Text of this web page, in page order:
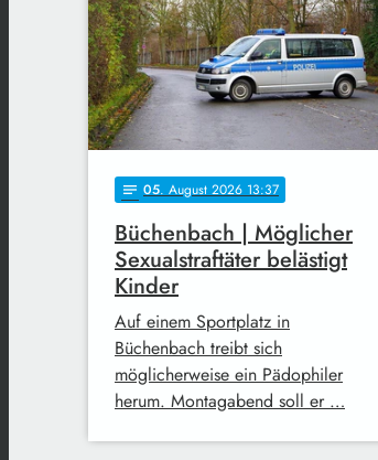
notes 05. August 2026 13:37
Büchenbach | Möglicher
Sexualstraftäter belästigt
Kinder
Auf einem Sportplatz in
Büchenbach treibt sich
möglicherweise ein Pädophiler
herum. Montagabend soll er …